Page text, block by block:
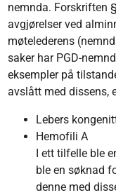
nemnda. Forskriften
avgjørelser ved
møtelederens
saker har PGD-
eksempler på
avslått med dissens,
Lebers
Hemofili A
I ett tilfelle ble
ble en søknad
denne med